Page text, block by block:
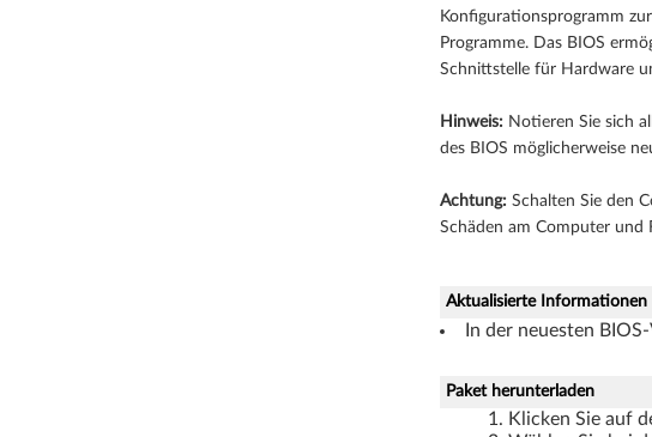
2
B
i
,
4
i
Konfigurationsprogramm
Programme. Das BIOS
Schnittstelle für Hardware
Hinweis: Notieren Sie sich
des BIOS möglicherweise
Achtung: Schalten Sie den
Schäden am Computer und
Aktualisierte Informationen
In der neuesten
Paket herunterladen
Klicken Sie auf